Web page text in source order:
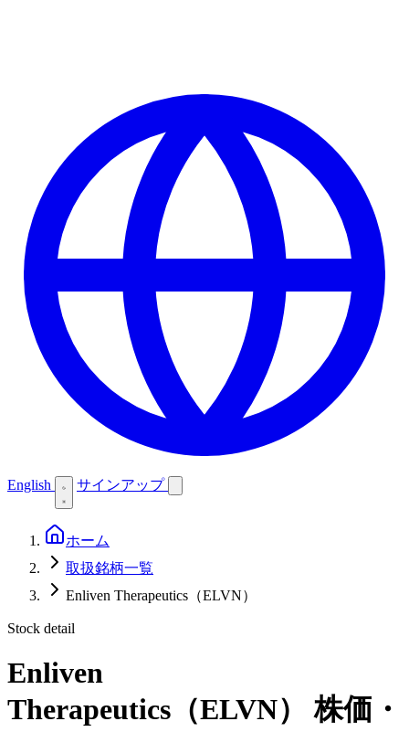
English サインアップ
ホーム
取扱銘柄一覧
Enliven Therapeutics（ELVN）
Stock detail
Enliven
Therapeutics（ELVN）
株価・